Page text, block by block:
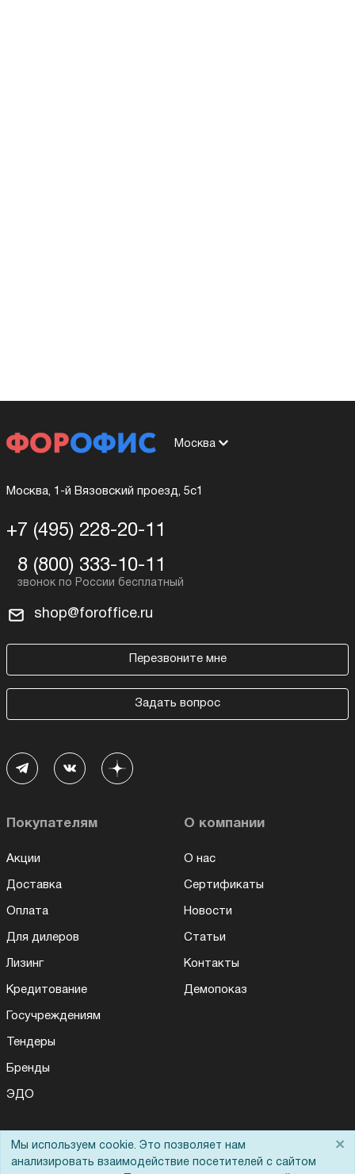
Москва
Москва, 1-й Вязовский проезд, 5с1
+7 (495) 228-20-11
8 (800) 333-10-11
shop@foroffice.ru
Перезвоните мне
Задать вопрос
Покупателям
Акции
Доставка
Оплата
Для дилеров
Лизинг
Кредитование
Госучреждениям
Тендеры
Бренды
ЭДО
О компании
О нас
Сертификаты
Новости
Статьи
Контакты
Демопоказ
Мы используем cookie. Это позволяет нам
анализировать взаимодействие посетителей с сайтом
×